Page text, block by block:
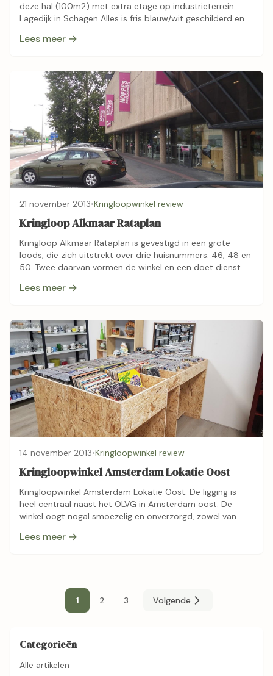
deze hal (100m2) met extra etage op industrieterrein
Lagedijk in Schagen Alles is fris blauw/wit geschilderd en
Kringloopwinkel …
Lees meer →
21 november 2013•Kringloopwinkel review
Kringloop Alkmaar Rataplan
Kringloop Alkmaar Rataplan is gevestigd in een grote
loods, die zich uitstrekt over drie huisnummers: 46, 48 en
50. Twee daarvan vormen de winkel en een doet dienst
Lees meer →
14 november 2013•Kringloopwinkel review
Kringloopwinkel Amsterdam Lokatie Oost
Kringloopwinkel Amsterdam Lokatie Oost. De ligging is
heel centraal naast het OLVG in Amsterdam oost. De
winkel oogt nogal smoezelig en onverzorgd, zowel van
Lees meer →
1 2 3 Volgende
Categorieën
Alle artikelen